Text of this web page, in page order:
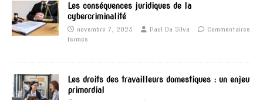
Les conséquences juridiques de la
cybercriminalité
novembre 7, 2023 Paul Da Silva
Commentaires
fermés
Les droits des travailleurs domestiques : un enjeu
primordial